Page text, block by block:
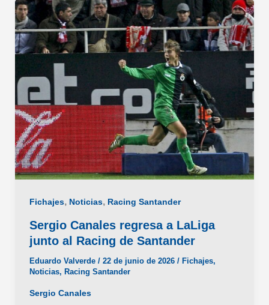
recomendable
para
LaLiga
Fantasy
Fichajes, Noticias, Racing Santander
Sergio Canales regresa a LaLiga
junto al Racing de Santander
Eduardo Valverde / 22 de junio de 2026 / Fichajes,
Noticias, Racing Santander
Sergio Canales